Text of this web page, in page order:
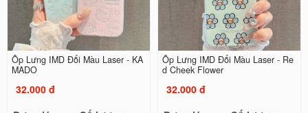
Ốp Lưng IMD Đổi Màu Laser - KA
MADO
32.000 đ
Ốp Lưng IMD Đổi Màu Laser - Re
d Cheek Flower
32.000 đ